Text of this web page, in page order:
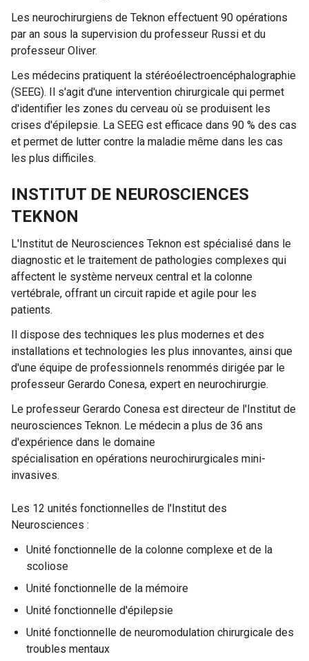
Les neurochirurgiens de Teknon effectuent 90 opérations
par an sous la supervision du professeur Russi et du
professeur Oliver.
Les médecins pratiquent la stéréoélectroencéphalographie
(SEEG). Il s'agit d'une intervention chirurgicale qui permet
d'identifier les zones du cerveau où se produisent les
crises d'épilepsie. La SEEG est efficace dans 90 % des cas
et permet de lutter contre la maladie même dans les cas
les plus difficiles.
INSTITUT DE NEUROSCIENCES
TEKNON
L'Institut de Neurosciences Teknon est spécialisé dans le
diagnostic et le traitement de pathologies complexes qui
affectent le système nerveux central et la colonne
vertébrale, offrant un circuit rapide et agile pour les
patients.
Il dispose des techniques les plus modernes et des
installations et technologies les plus innovantes, ainsi que
d'une équipe de professionnels renommés dirigée par le
professeur Gerardo Conesa, expert en neurochirurgie.
Le professeur Gerardo Conesa est directeur de l'Institut de
neurosciences Teknon. Le médecin a plus de 36 ans
d'expérience dans le domaine
spécialisation en opérations neurochirurgicales mini-
invasives.
Les 12 unités fonctionnelles de l'Institut des
Neurosciences :
Unité fonctionnelle de la colonne complexe et de la
scoliose
Unité fonctionnelle de la mémoire
Unité fonctionnelle d'épilepsie
Unité fonctionnelle de neuromodulation chirurgicale des
troubles mentaux